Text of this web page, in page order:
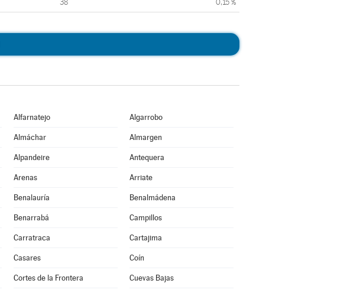
38 0,15 %
Alfarnatejo Algarrobo
Almáchar Almargen
Alpandeire Antequera
Arenas Arriate
Benalauría Benalmádena
Benarrabá Campillos
Carratraca Cartajima
Casares Coín
Cortes de la Frontera Cuevas Bajas